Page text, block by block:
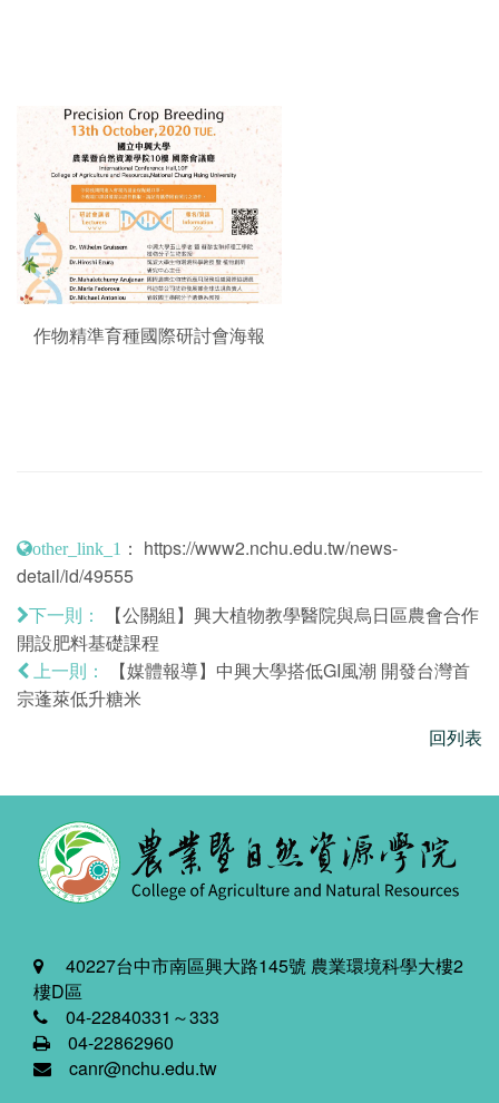
作物精準育種國際研討會海報
other_link_1 ： https://www2.nchu.edu.tw/news-
detail/id/49555
下一則：
【公關組】興大植物教學醫院與烏日區農會合作
開設肥料基礎課程
上一則：
【媒體報導】中興大學搭低GI風潮 開發台灣首
宗蓬萊低升糖米
回列表
40227台中市南區興大路145號 農業環境科學大樓2
樓D區
04-22840331～333
04-22862960
canr@nchu.edu.tw